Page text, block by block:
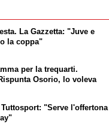
La Gazzetta: "Juve e
la coppa"
per la trequarti.
Osorio, lo voleva
"Serve l'offertona